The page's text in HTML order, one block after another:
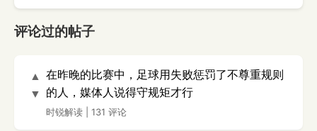
评论过的帖子
▲
▼
在昨晚的比赛中，足球用失败惩罚了不尊重规则
的人，媒体人说得守规矩才行
时锐解读 131 评论